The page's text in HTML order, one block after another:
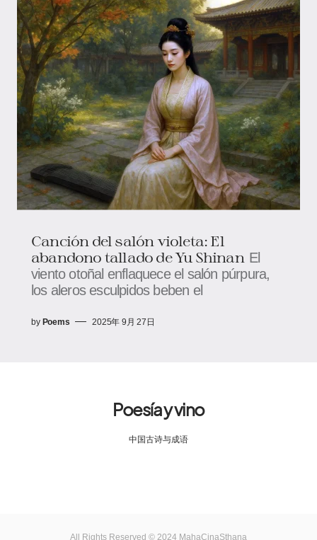
Canción del salón violeta: El
abandono tallado de Yu Shinan El
viento otoñal enflaquece el salón púrpura,
los aleros esculpidos beben el
by Poems 2025年 9月 27日
Poesía y vino
中国古诗与成语
All Rights Reserved © 2024 MahaCinaSthana